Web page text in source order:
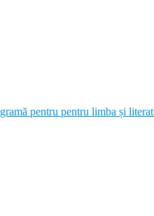
pentru pentru limba și